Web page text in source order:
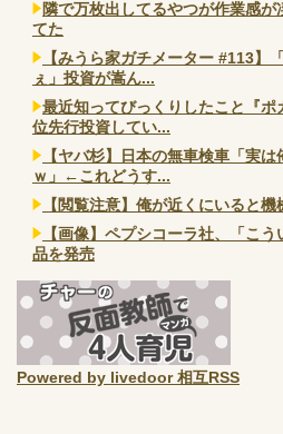
隣で万枚出してるやつが作業感
てた
【みうら家ガチメーター #113】
ぇ」投資が嵩ん...
最近知ってびっくりしたこと『
位先行投資してい...
【ヤバ杉】日本の無車検車「実
ｗ」←これどうす...
【閲覧注意】俺が近くにいると
【画像】ペプシコーラ社、「こ
品を発売
Powered by livedoor 相互RSS